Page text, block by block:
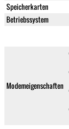
Speicherkarten
Betriebssystem
Modemeigenschaften